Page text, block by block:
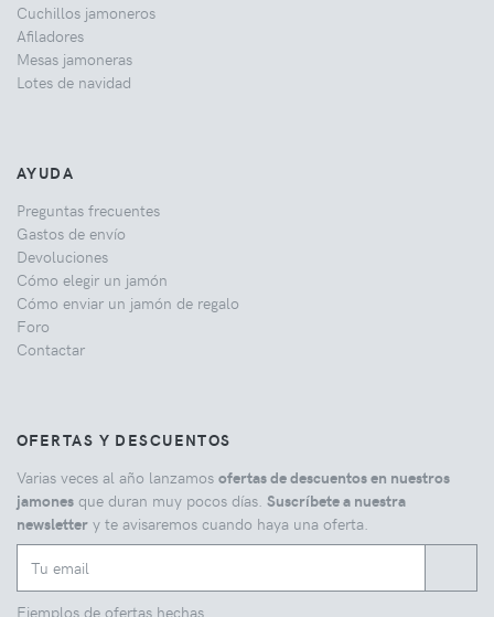
Cuchillos jamoneros
Afiladores
Mesas jamoneras
Lotes de navidad
AYUDA
Preguntas frecuentes
Gastos de envío
Devoluciones
Cómo elegir un jamón
Cómo enviar un jamón de regalo
Foro
Contactar
OFERTAS Y DESCUENTOS
Varias veces al año lanzamos ofertas de descuentos en nuestros
jamones que duran muy pocos días. Suscríbete a nuestra
newsletter y te avisaremos cuando haya una oferta.
Ejemplos de ofertas hechas